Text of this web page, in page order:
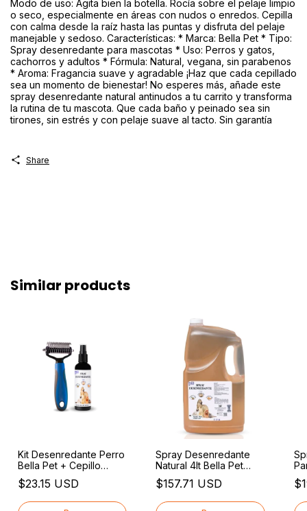
Modo de uso: Agita bien la botella. Rocía sobre el pelaje limpio
o seco, especialmente en áreas con nudos o enredos. Cepilla
con calma desde la raíz hasta las puntas y disfruta del pelaje
manejable y sedoso. Características: * Marca: Bella Pet * Tipo:
Spray desenredante para mascotas * Uso: Perros y gatos,
cachorros y adultos * Fórmula: Natural, vegana, sin parabenos
* Aroma: Fragancia suave y agradable ¡Haz que cada cepillado
sea un momento de bienestar! No esperes más, añade este
spray desenredante natural antinudos a tu carrito y transforma
la rutina de tu mascota. Que cada baño y peinado sea sin
tirones, sin estrés y con pelaje suave al tacto. Sin garantía
Share
Similar products
Kit Desenredante Perro
Bella Pet + Cepillo
Deslanador Gratis
$23.15 USD
Spray Desenredante
Natural 4lt Bella Pet
Para Perros Y Gatos
Fresca
$157.71 USD